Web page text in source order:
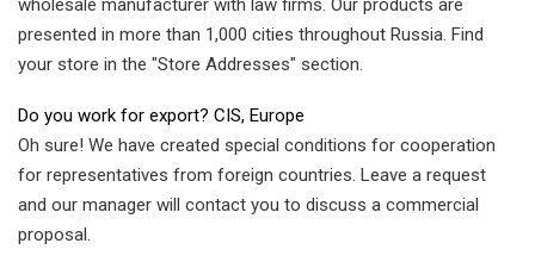
presented in more than 1,000 cities throughout Russia. Find
your store in the "Store Addresses" section.
Do you work for export? CIS, Europe
Oh sure! We have created special conditions for cooperation
for representatives from foreign countries. Leave a request
and our manager will contact you to discuss a commercial
proposal.